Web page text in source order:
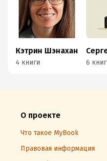
Кэтрин Шэнахан
4 книги 6 книг
О проекте
Что такое MyBook
Правовая информация